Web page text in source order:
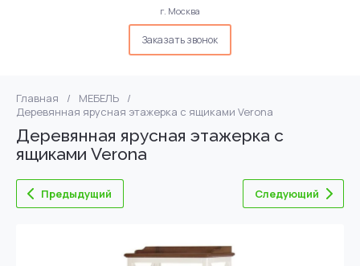
г. Москва
Заказать звонок
Главная / МЕБЕЛЬ
/
Деревянная ярусная этажерка с ящиками Verona
Деревянная ярусная этажерка с
ящиками Verona
Предыдущий Следующий